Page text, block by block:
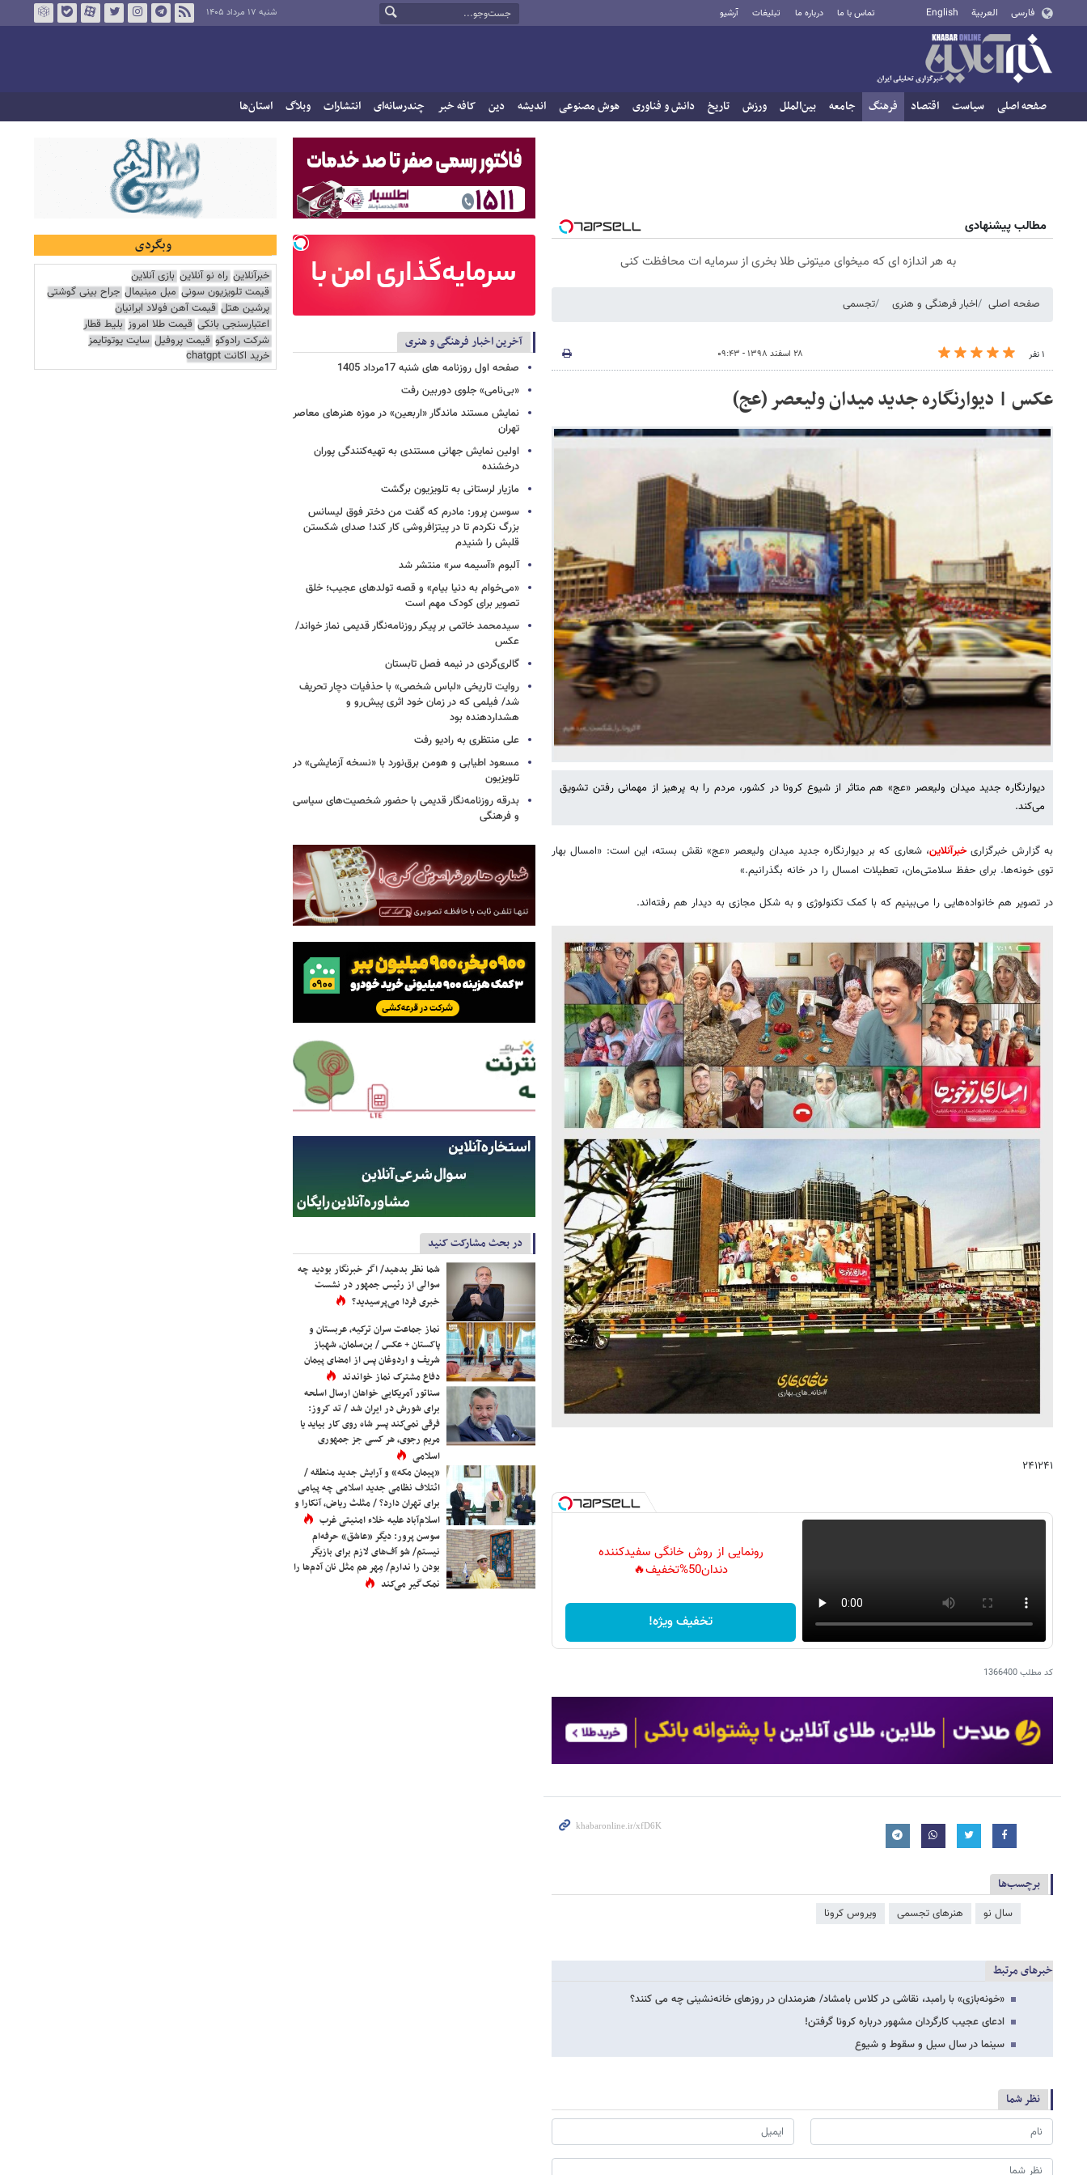
فارسی العربية English تماس با ما درباره ما تبلیغات آرشیو شنبه ۱۷ مرداد ۱۴۰۵
صفحه اصلی سیاست اقتصاد فرهنگ جامعه بین‌الملل ورزش تاریخ دانش و فناوری هوش مصنوعی اندیشه دین کافه خبر چندرسانه‌ای انتشارات وبلاگ استان‌ها
مطالب پیشنهادی
به هر اندازه ای که میخوای میتونی طلا بخری از سرمایه ات محافظت کنی
صفحه اصلی اخبار فرهنگی و هنری تجسمی
۱ نفر ۲۸ اسفند ۱۳۹۸ - ۰۹:۴۳
عکس | دیوارنگاره جدید میدان ولیعصر (عج)
دیوارنگاره جدید میدان ولیعصر «عج» هم متاثر از شیوع کرونا در کشور، مردم را به پرهیز از مهمانی رفتن تشویق
می‌کند.
به گزارش خبرگزاریخبرآنلاین، شعاری که بر دیوارنگاره جدید میدان ولیعصر «عج» نقش بسته، این است: «امسال بهار
توی خونه‌ها. برای حفظ سلامتی‌مان، تعطیلات امسال را در خانه بگذرانیم.»
در تصویر هم خانواده‌هایی را می‌بینیم که با کمک تکنولوژی و به شکل مجازی به دیدار هم رفته‌اند.
۲۴۱۲۴۱
رونمایی از روش خانگی سفیدکننده
دندان50%تخفیف🔥
تخفیف ویژه!
کد مطلب1366400
برچسب‌ها
سال نو هنرهای تجسمی ویروس کرونا
خبرهای مرتبط
«خونه‌بازی» با رامبد، نقاشی در کلاس بامشاد/ هنرمندان در روزهای خانه‌نشینی چه می کنند؟
ادعای عجیب کارگردان مشهور درباره کرونا گرفتن!
سینما در سال سیل و سقوط و شیوع
نظر شما
آخرین اخبار فرهنگی و هنری
صفحه اول روزنامه های شنبه 17مرداد 1405
«بی‌نامی» جلوی دوربین رفت
نمایش مستند ماندگار «اربعین» در موزه هنرهای معاصر
تهران
اولین نمایش جهانی مستندی به تهیه‌کنندگی پوران
درخشنده
مازیار لرستانی به تلویزیون برگشت
سوسن پرور: مادرم که گفت من دختر فوق‌ لیسانس
بزرگ نکردم تا در پیتزافروشی کار کند! صدای شکستن
قلبش را شنیدم
آلبوم «آسیمه سر» منتشر شد
«می‌خوام به دنیا بیام» و قصه تولدهای عجیب؛ خلق
تصویر برای کودک مهم است
سیدمحمد خاتمی بر پیکر روزنامه‌نگار قدیمی نماز خواند/
عکس
گالری‌گردی در نیمه فصل تابستان
روایت تاریخی «لباس شخصی» با حذفیات دچار تحریف
شد/ فیلمی که در زمان خود اثری پیش‌رو و
هشداردهنده بود
علی منتظری به رادیو رفت
مسعود اطیابی و هومن برق‌نورد با «نسخه آزمایشی» در
تلویزیون
بدرقه روزنامه‌نگار قدیمی با حضور شخصیت‌های سیاسی
و فرهنگی
در بحث مشارکت کنید
شما نظر بدهید/ اگر خبرنگار بودید چه
سوالی از رئیس جمهور در نشست
خبری فردا می‌پرسیدید؟
نماز جماعت سران ترکیه، عربستان و
پاکستان + عکس / بن‌سلمان، شهباز
شریف و اردوغان پس از امضای پیمان
دفاع مشترک نماز خواندند
سناتور آمریکایی خواهان ارسال اسلحه
برای شورش در ایران شد / تد کروز:
فرقی نمی‌کند پسر شاه روی کار بیاید یا
مریم رجوی، هر کسی جز جمهوری
اسلامی
«پیمان مکه» و آرایش جدید منطقه /
ائتلاف نظامی جدید اسلامی چه پیامی
برای تهران دارد؟ / مثلث ریاض، آنکارا و
اسلام‌آباد علیه خلاء امنیتی غرب
سوسن پرور: دیگر «عاشق» حرفه‌ام
نیستم/ شو آف‌های لازم برای بازیگر
بودن را ندارم/ مِهر هم مثل نان آدم‌ها را
نمک‌گیر می‌کند
وبگردی
خبرآنلاین راه نو آنلاین بازی آنلاین
قیمت تلویزیون سونی مبل مینیمال جراح بینی گوشتی
پرشین هتل قیمت آهن فولاد ایرانیان
اعتبارسنجی بانکی قیمت طلا امروز بلیط قطار
شرکت رادوکو قیمت پروفیل سایت یوتوتایمز
خرید اکانت chatgpt